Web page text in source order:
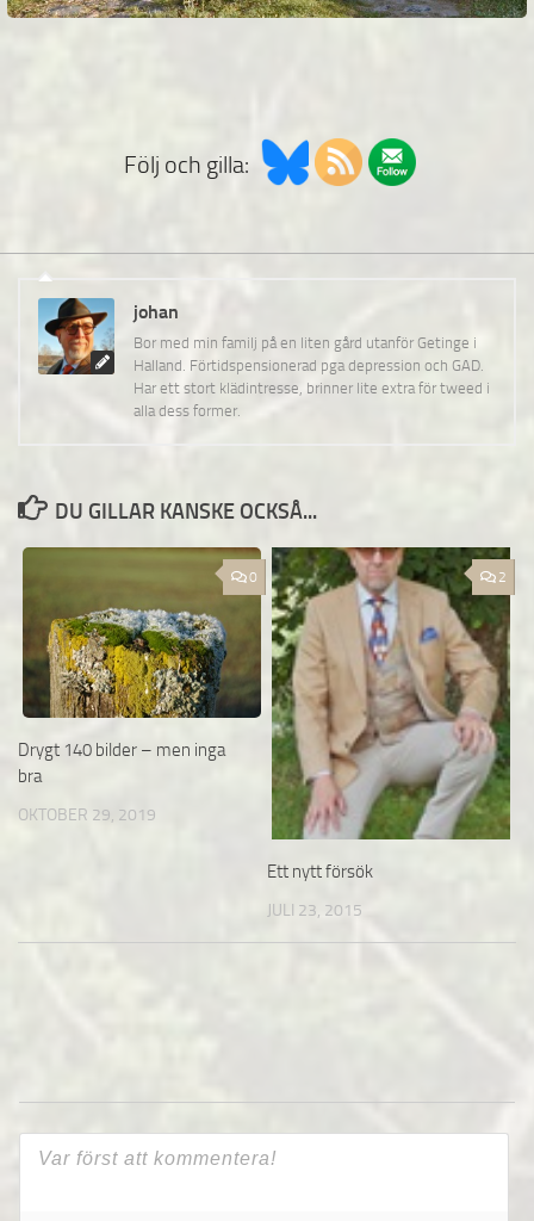
Följ och gilla:
johan
Bor med min familj på en liten gård utanför Getinge i
Halland. Förtidspensionerad pga depression och GAD.
Har ett stort klädintresse, brinner lite extra för tweed i
alla dess former.
DU GILLAR KANSKE OCKSÅ...
0
Drygt 140 bilder – men inga
bra
OKTOBER 29, 2019
2
Ett nytt försök
JULI 23, 2015